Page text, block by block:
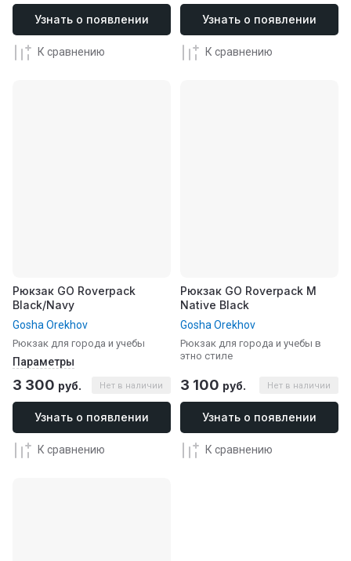
Узнать о появлении
К сравнению
Узнать о появлении
К сравнению
Рюкзак GO Roverpack
Black/Navy
Gosha Orekhov
Рюкзак для города и учебы
Параметры
Нет в наличии
3 300 руб.
Узнать о появлении
К сравнению
Рюкзак GO Roverpack M
Native Black
Gosha Orekhov
Рюкзак для города и учебы в
этно стиле
Нет в наличии
3 100 руб.
Узнать о появлении
К сравнению